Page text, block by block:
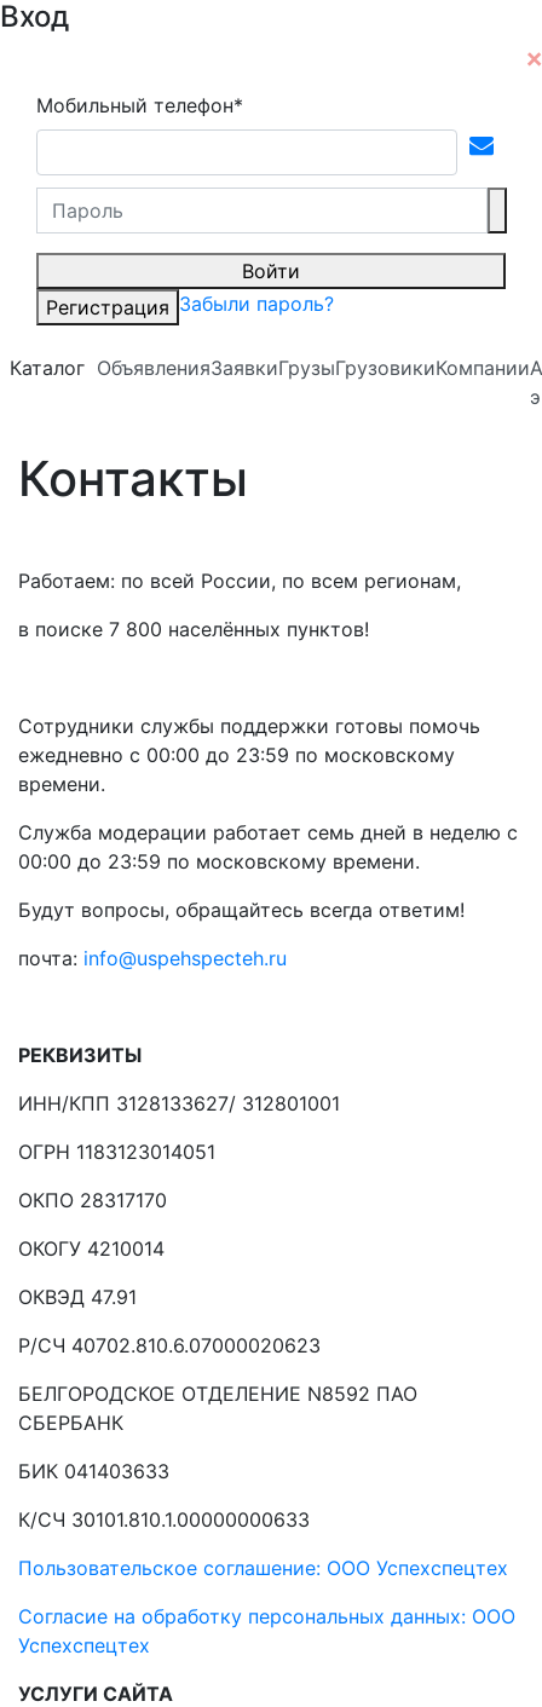
Вход
Мобильный телефон*
Войти
Регистрация Забыли пароль?
Каталог ОбъявленияЗаявкиГрузыГрузовикиКомпании
Контакты
Работаем: по всей России, по всем регионам,
в поиске 7 800 населённых пунктов!
Сотрудники службы поддержки готовы помочь
ежедневно с 00:00 до 23:59 по московскому
времени.
Служба модерации работает семь дней в неделю с
00:00 до 23:59 по московскому времени.
Будут вопросы, обращайтесь всегда ответим!
почта: info@uspehspecteh.ru
РЕКВИЗИТЫ
ИНН/КПП 3128133627/ 312801001
ОГРН 1183123014051
ОКПО 28317170
ОКОГУ 4210014
ОКВЭД 47.91
Р/СЧ 40702.810.6.07000020623
БЕЛГОРОДСКОЕ ОТДЕЛЕНИЕ N8592 ПАО
СБЕРБАНК
БИК 041403633
К/СЧ 30101.810.1.00000000633
Пользовательское соглашение: ООО Успехспецтех
Согласие на обработку персональных данных: ООО
Успехспецтех
УСЛУГИ САЙТА